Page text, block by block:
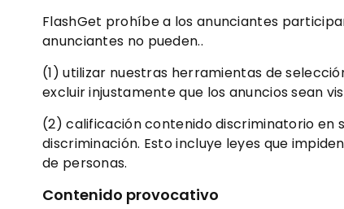
FlashGet prohíbe a los anunciantes
anunciantes no pueden..
(1) utilizar nuestras herramientas de
excluir injustamente que los anuncios sean
(2) calificación contenido discriminatorio en
discriminación. Esto incluye leyes que
de personas.
Contenido provocativo